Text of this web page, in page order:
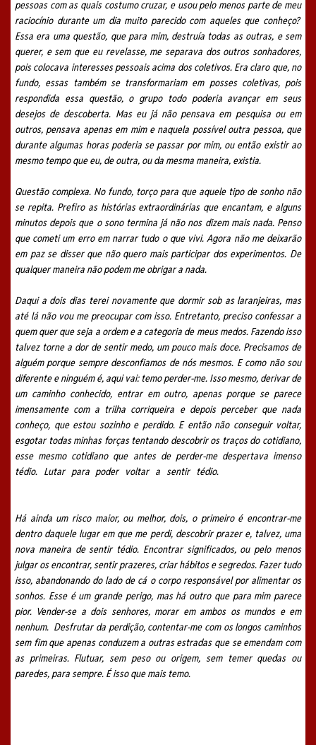
pessoas com as quais costumo cruzar, e usou pelo menos parte de meu
raciocínio durante um dia muito parecido com aqueles que conheço?
Essa era uma questão, que para mim, destruía todas as outras, e sem
querer, e sem que eu revelasse, me separava dos outros sonhadores,
pois colocava interesses pessoais acima dos coletivos. Era claro que, no
fundo, essas também se transformariam em posses coletivas, pois
respondida essa questão, o grupo todo poderia avançar em seus
desejos de descoberta. Mas eu já não pensava em pesquisa ou em
outros, pensava apenas em mim e naquela possível outra pessoa, que
durante algumas horas poderia se passar por mim, ou então existir ao
mesmo tempo que eu, de outra, ou da mesma maneira, existia.
Questão complexa. No fundo, torço para que aquele tipo de sonho não
se repita. Prefiro as histórias extraordinárias que encantam, e alguns
minutos depois que o sono termina já não nos dizem mais nada. Penso
que cometi um erro em narrar tudo o que vivi. Agora não me deixarão
em paz se disser que não quero mais participar dos experimentos. De
qualquer maneira não podem me obrigar a nada.
Daqui a dois dias terei novamente que dormir sob as laranjeiras, mas
até lá não vou me preocupar com isso. Entretanto, preciso confessar a
quem quer que seja a ordem e a categoria de meus medos. Fazendo isso
talvez torne a dor de sentir medo, um pouco mais doce. Precisamos de
alguém porque sempre desconfiamos de nós mesmos. E como não sou
diferente e ninguém é, aqui vai: temo perder-me. Isso mesmo, derivar de
um caminho conhecido, entrar em outro, apenas porque se parece
imensamente com a trilha corriqueira e depois perceber que nada
conheço, que estou sozinho e perdido. E então não conseguir voltar,
esgotar todas minhas forças tentando descobrir os traços do cotidiano,
esse mesmo cotidiano que antes de perder-me despertava imenso
tédio. Lutar para poder voltar a sentir tédio.
Há ainda um risco maior, ou melhor, dois, o primeiro é encontrar-me
dentro daquele lugar em que me perdi, descobrir prazer e, talvez, uma
nova maneira de sentir tédio. Encontrar significados, ou pelo menos
julgar os encontrar, sentir prazeres, criar hábitos e segredos. Fazer tudo
isso, abandonando do lado de cá o corpo responsável por alimentar os
sonhos. Esse é um grande perigo, mas há outro que para mim parece
pior. Vender-se a dois senhores, morar em ambos os mundos e em
nenhum. Desfrutar da perdição, contentar-me com os longos caminhos
sem fim que apenas conduzem a outras estradas que se emendam com
as primeiras. Flutuar, sem peso ou origem, sem temer quedas ou
paredes, para sempre. É isso que mais temo.